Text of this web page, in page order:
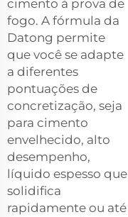
cimento à prova de
fogo. A fórmula da
Datong permite
que você se adapte
a diferentes
pontuações de
concretização, seja
para cimento
envelhecido, alto
desempenho,
líquido espesso que
solidifica
rapidamente ou até